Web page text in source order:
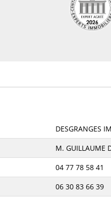
DESGRANGES
M. GUILLAUME
04 77 78 58 41
06 30 83 66 39